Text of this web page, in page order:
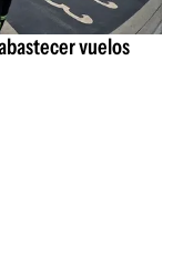
vuelos